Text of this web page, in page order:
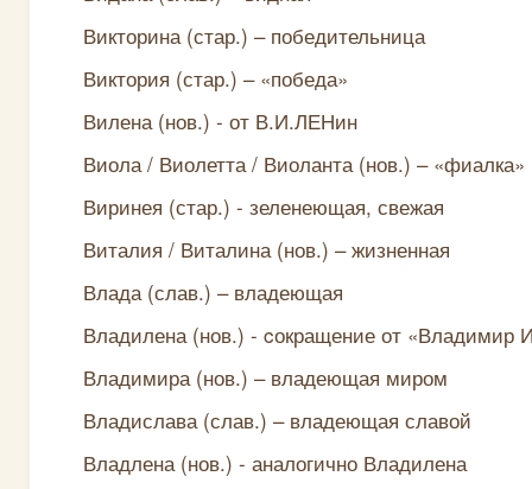
Викторина (стар.) – победительница
Виктория (стар.) – «победа»
Вилена (нов.) - от В.И.ЛЕНин
Виола / Виолетта / Виоланта (нов.) – «фиалка»
Виринея (стар.) - зеленеющая, свежая
Виталия / Виталина (нов.) – жизненная
Влада (слав.) – владеющая
Владилена (нов.) - cокращение от «Владимир
Владимира (нов.) – владеющая миром
Владислава (слав.) – владеющая славой
Владлена (нов.) - аналогично Владилена